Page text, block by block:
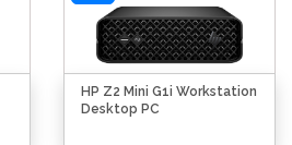
HP Z2 Mini G1i Workstation
Desktop PC